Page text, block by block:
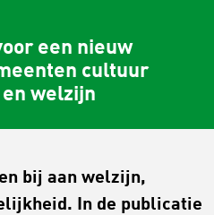
een nieuw
cultuur
welzijn
bij aan welzijn,
In de publicatie